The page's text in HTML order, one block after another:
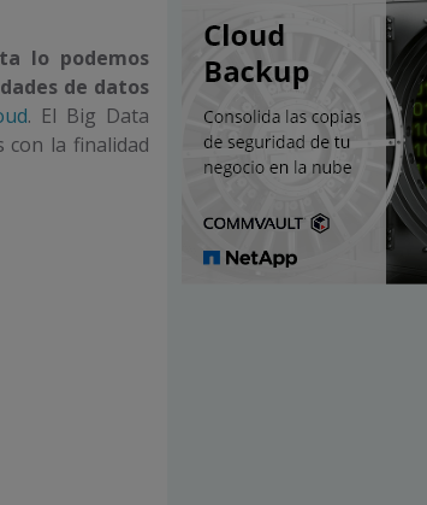
lo podemos
de datos
. El Big Data
con la finalidad